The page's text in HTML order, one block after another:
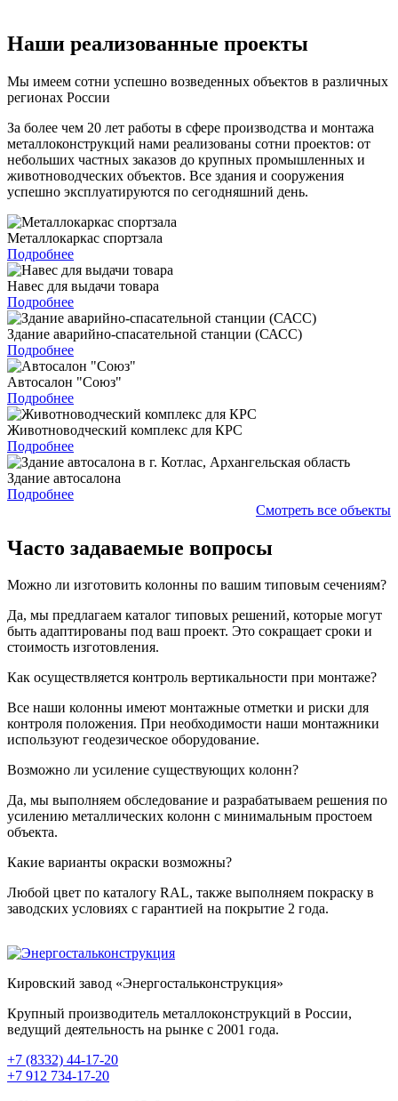
Наши реализованные проекты
Мы имеем сотни успешно возведенных объектов в различных
регионах России
За более чем 20 лет работы в сфере производства и монтажа
металлоконструкций нами реализованы сотни проектов: от
небольших частных заказов до крупных промышленных и
животноводческих объектов. Все здания и сооружения
успешно эксплуатируются по сегодняшний день.
Металлокаркас спортзала
Подробнее
Навес для выдачи товара
Подробнее
Здание аварийно-спасательной станции (САСС)
Подробнее
Автосалон "Союз"
Подробнее
Животноводческий комплекс для КРС
Подробнее
Здание автосалона
Подробнее
Смотреть все объекты
Часто задаваемые вопросы
Можно ли изготовить колонны по вашим типовым сечениям?
Да, мы предлагаем каталог типовых решений, которые могут
быть адаптированы под ваш проект. Это сокращает сроки и
стоимость изготовления.
Как осуществляется контроль вертикальности при монтаже?
Все наши колонны имеют монтажные отметки и риски для
контроля положения. При необходимости наши монтажники
используют геодезическое оборудование.
Возможно ли усиление существующих колонн?
Да, мы выполняем обследование и разрабатываем решения по
усилению металлических колонн с минимальным простоем
объекта.
Какие варианты окраски возможны?
Любой цвет по каталогу RAL, также выполняем покраску в
заводских условиях с гарантией на покрытие 2 года.
Кировский завод «Энергостальконструкция»
Крупный производитель металлоконструкций в России,
ведущий деятельность на рынке с 2001 года.
+7 (8332) 44-17-20
+7 912 734-17-20